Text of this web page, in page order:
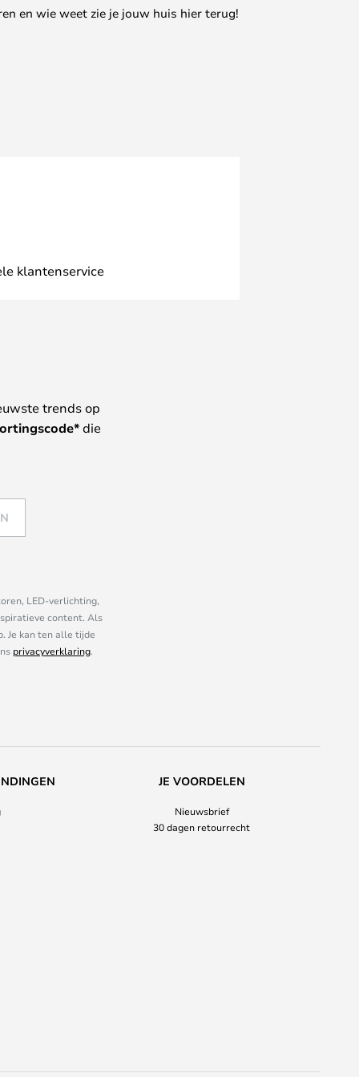
en wie weet zie je jouw huis hier terug!
klantenservice
trends op
die
LED-verlichting,
content. Als
Je kan ten alle tijde
privacyverklaring.
JE VOORDELEN
Nieuwsbrief
30 dagen retourrecht